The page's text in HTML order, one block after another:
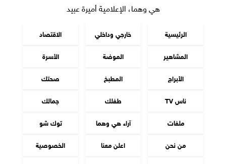
هي وهما، الإعلامية أميرة عبيد
الرئيسية خارجي وداخلي
الاقتصاد
المشاهير
الموضة
الأسرة
الأبراج
المطبخ
صحتك
ناس TV
طفلك
جمالك
ملفات
آراء هي وهما
توك شو
من نحن
اعلن معنا
الخصوصية